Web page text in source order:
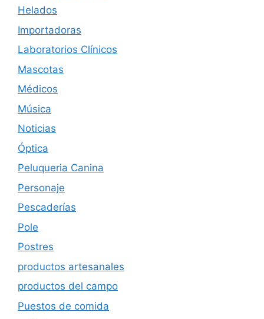
Helados
Importadoras
Laboratorios Clínicos
Mascotas
Médicos
Música
Noticias
Óptica
Peluqueria Canina
Personaje
Pescaderías
Pole
Postres
productos artesanales
productos del campo
Puestos de comida